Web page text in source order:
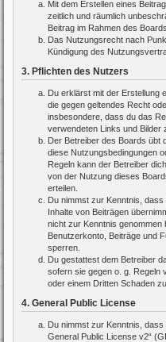
Mit dem Erstellen eines
zeitlich und räumlich
Beitrag im Rahmen des
Das Nutzungsrecht nach
Kündigung des
3. Pflichten des Nutzers
Du erklärst mit der Erstellung
die gegen geltendes Recht
insbesondere, dass du das
verwendeten Links und Bilder
Der Betreiber des Boards übt
diese Nutzungsbedingungen
Regeln kann der Betreiber
von der Nutzung dieses
erteilen.
Du nimmst zur Kenntnis,
Inhalte von Beiträgen
nicht zur Kenntnis genommen
Benutzerkonto, Beiträge und
sperren.
Du gestattest dem Betreiber
sofern sie gegen o. g. Regeln
oder einem Dritten Schaden
4. General Public License
Du nimmst zur Kenntnis, dass
General Public License v2“